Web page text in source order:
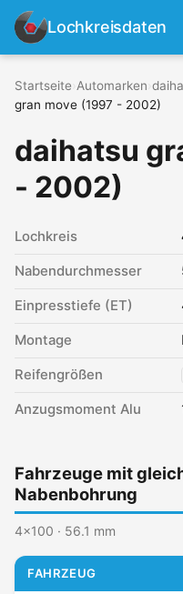
Lochkreisdaten
Startseite Automarken
gran move (1997 - 2002)
daihatsu
- 2002)
Lochkreis
Nabendurchmesser
Einpresstiefe (ET)
Montage
Reifengrößen
Anzugsmoment Alu
Fahrzeuge mit
Nabenbohrung
4x100 · 56.1 mm
FAHRZEUG